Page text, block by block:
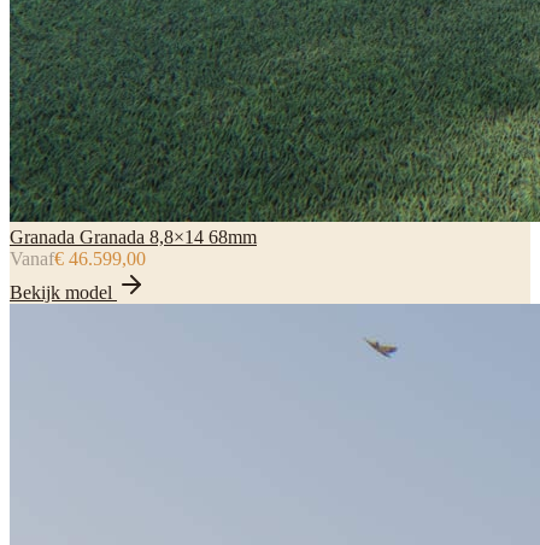
Granada Granada 8,8×14 68mm
Vanaf€ 46.599,00
Bekijk model